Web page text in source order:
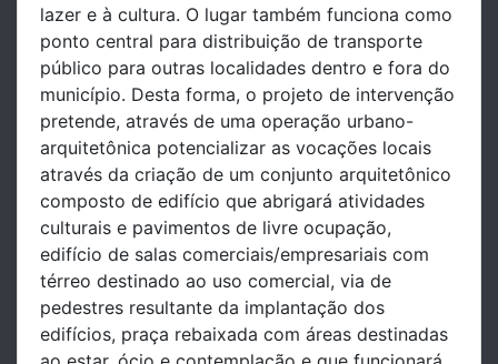
lazer e à cultura. O lugar também funciona como
ponto central para distribuição de transporte
público para outras localidades dentro e fora do
município. Desta forma, o projeto de intervenção
pretende, através de uma operação urbano-
arquitetônica potencializar as vocações locais
através da criação de um conjunto arquitetônico
composto de edifício que abrigará atividades
culturais e pavimentos de livre ocupação,
edifício de salas comerciais/empresariais com
térreo destinado ao uso comercial, via de
pedestres resultante da implantação dos
edifícios, praça rebaixada com áreas destinadas